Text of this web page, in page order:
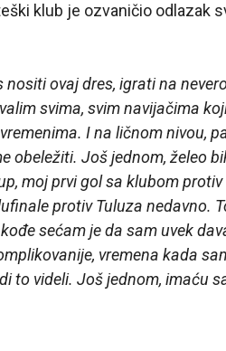
klub je ozvaničio odlazak
nositi ovaj dres, igrati na
svima, svim navijačima
I na ličnom nivou,
obeležiti. Još jednom, želeo
moj prvi gol sa klubom protiv
protiv Tuluza nedavno.
sećam je da sam uvek
vremena kada
to videli. Još jednom, imaću